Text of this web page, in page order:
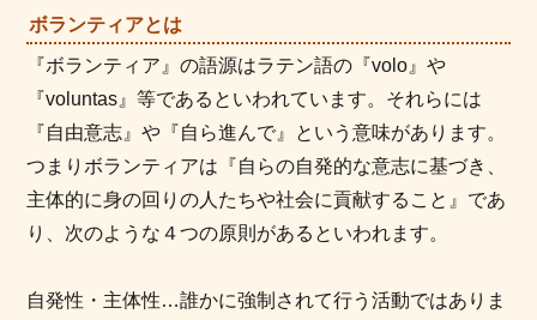
ボランティアとは
『ボランティア』の語源はラテン語の『volo』や
『voluntas』等であるといわれています。それらには
『自由意志』や『自ら進んで』という意味があります。
つまりボランティアは『自らの自発的な意志に基づき、
主体的に身の回りの人たちや社会に貢献すること』であ
り、次のような４つの原則があるといわれます。
自発性・主体性…誰かに強制されて行う活動ではありま